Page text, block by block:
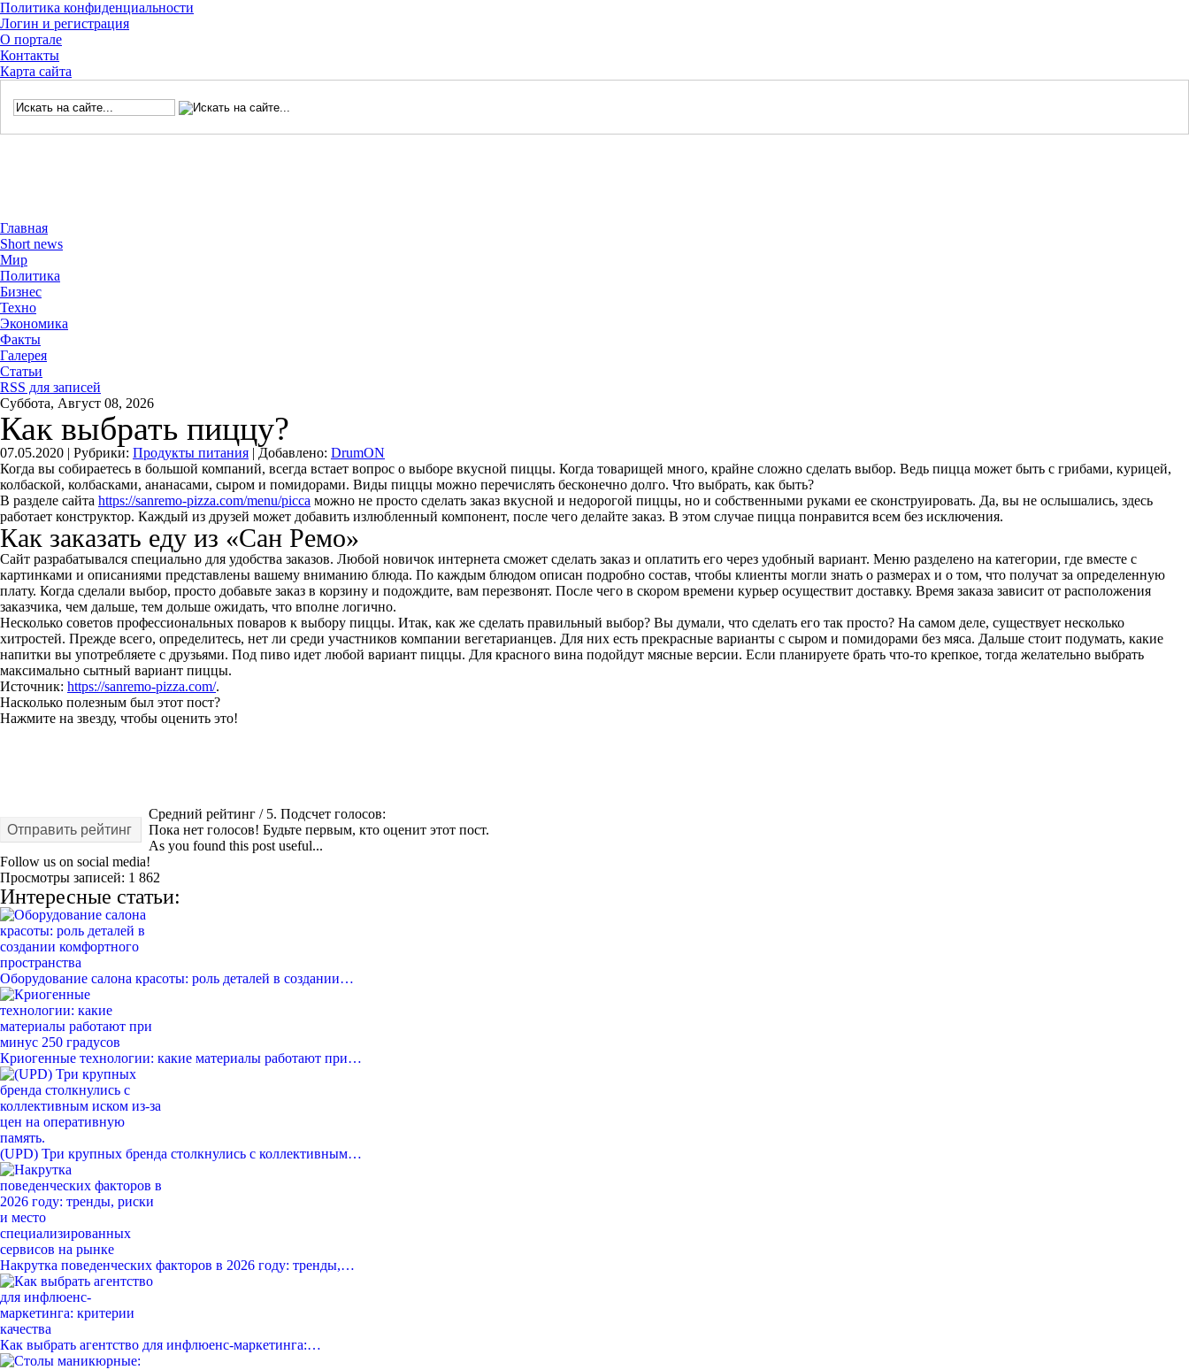
Политика конфиденциальности
Логин и регистрация
О портале
Контакты
Карта сайта
Главная
Short news
Мир
Политика
Бизнес
Техно
Экономика
Факты
Галерея
Статьи
RSS для записей
Суббота, Август 08, 2026
Как выбрать пиццу?
07.05.2020 | Рубрики: Продукты питания | Добавлено: DrumON
Когда вы собираетесь в большой компаний, всегда встает вопрос о выборе вкусной пиццы. Когда товарищей много, крайне сложно сделать выбор. Ведь пицца может быть с грибами, курицей,
колбаской, колбасками, ананасами, сыром и помидорами. Виды пиццы можно перечислять бесконечно долго. Что выбрать, как быть?
В разделе сайта https://sanremo-pizza.com/menu/picca можно не просто сделать заказ вкусной и недорогой пиццы, но и собственными руками ее сконструировать. Да, вы не ослышались, здесь
работает конструктор. Каждый из друзей может добавить излюбленный компонент, после чего делайте заказ. В этом случае пицца понравится всем без исключения.
Как заказать еду из «Сан Ремо»
Сайт разрабатывался специально для удобства заказов. Любой новичок интернета сможет сделать заказ и оплатить его через удобный вариант. Меню разделено на категории, где вместе с
картинками и описаниями представлены вашему вниманию блюда. По каждым блюдом описан подробно состав, чтобы клиенты могли знать о размерах и о том, что получат за определенную
плату. Когда сделали выбор, просто добавьте заказ в корзину и подождите, вам перезвонят. После чего в скором времени курьер осуществит доставку. Время заказа зависит от расположения
заказчика, чем дальше, тем дольше ожидать, что вполне логично.
Несколько советов профессиональных поваров к выбору пиццы. Итак, как же сделать правильный выбор? Вы думали, что сделать его так просто? На самом деле, существует несколько
хитростей. Прежде всего, определитесь, нет ли среди участников компании вегетарианцев. Для них есть прекрасные варианты с сыром и помидорами без мяса. Дальше стоит подумать, какие
напитки вы употребляете с друзьями. Под пиво идет любой вариант пиццы. Для красного вина подойдут мясные версии. Если планируете брать что-то крепкое, тогда желательно выбрать
максимально сытный вариант пиццы.
Источник: https://sanremo-pizza.com/.
Насколько полезным был этот пост?
Нажмите на звезду, чтобы оценить это!
Отправить рейтинг
Средний рейтинг / 5. Подсчет голосов:
Пока нет голосов! Будьте первым, кто оценит этот пост.
As you found this post useful...
Follow us on social media!
Просмотры записей: 1 862
Интересные статьи:
Оборудование салона красоты: роль деталей в создании…
Криогенные технологии: какие материалы работают при…
(UPD) Три крупных бренда столкнулись с коллективным…
Накрутка поведенческих факторов в 2026 году: тренды,…
Как выбрать агентство для инфлюенс-маркетинга:…